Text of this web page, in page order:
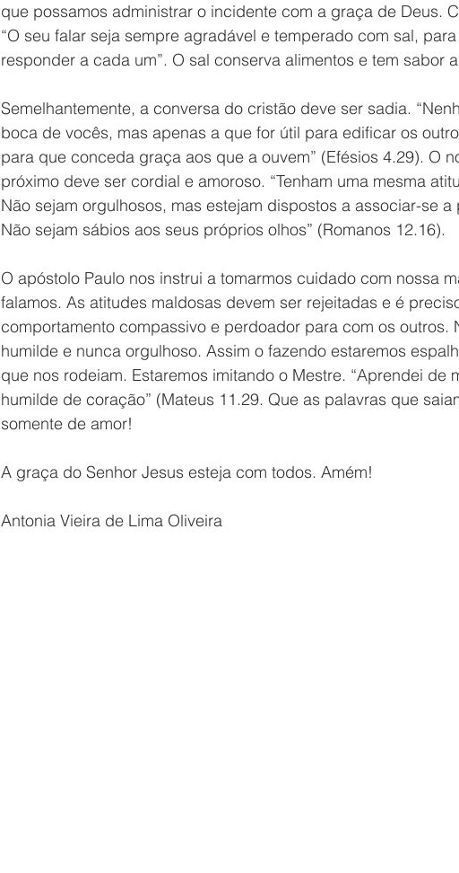
que possamos administrar o incidente com a graça de Deus.
“O seu falar seja sempre agradável e temperado com sal,
responder a cada um”. O sal conserva alimentos e tem sabor
Semelhantemente, a conversa do cristão deve ser sadia.
boca de vocês, mas apenas a que for útil para edificar os
para que conceda graça aos que a ouvem” (Efésios 4.29). O
próximo deve ser cordial e amoroso. “Tenham uma mesma
Não sejam orgulhosos, mas estejam dispostos a associar-se
Não sejam sábios aos seus próprios olhos” (Romanos 12.16).
O apóstolo Paulo nos instrui a tomarmos cuidado com nossa
falamos. As atitudes maldosas devem ser rejeitadas e é
comportamento compassivo e perdoador para com os outros.
humilde e nunca orgulhoso. Assim o fazendo estaremos
que nos rodeiam. Estaremos imitando o Mestre. “Aprendei de
humilde de coração” (Mateus 11.29. Que as palavras que
somente de amor!
A graça do Senhor Jesus esteja com todos. Amém!
Antonia Vieira de Lima Oliveira